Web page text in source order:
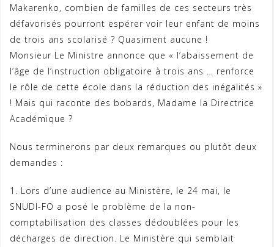
Makarenko, combien de familles de ces secteurs très
défavorisés pourront espérer voir leur enfant de moins
de trois ans scolarisé ? Quasiment aucune !
Monsieur Le Ministre annonce que « l’abaissement de
l’âge de l’instruction obligatoire à trois ans … renforce
le rôle de cette école dans la réduction des inégalités »
! Mais qui raconte des bobards, Madame la Directrice
Académique ?
Nous terminerons par deux remarques ou plutôt deux
demandes :
1. Lors d’une audience au Ministère, le 24 mai, le
SNUDI-FO a posé le problème de la non-
comptabilisation des classes dédoublées pour les
décharges de direction. Le Ministère qui semblait